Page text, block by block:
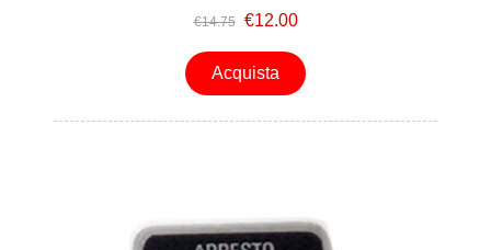
€14.75 €12.00
Acquista